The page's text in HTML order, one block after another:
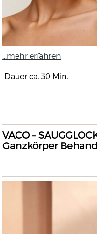
...mehr erfahren
Dauer ca. 30 Min.
VACO –
Ganzkörper